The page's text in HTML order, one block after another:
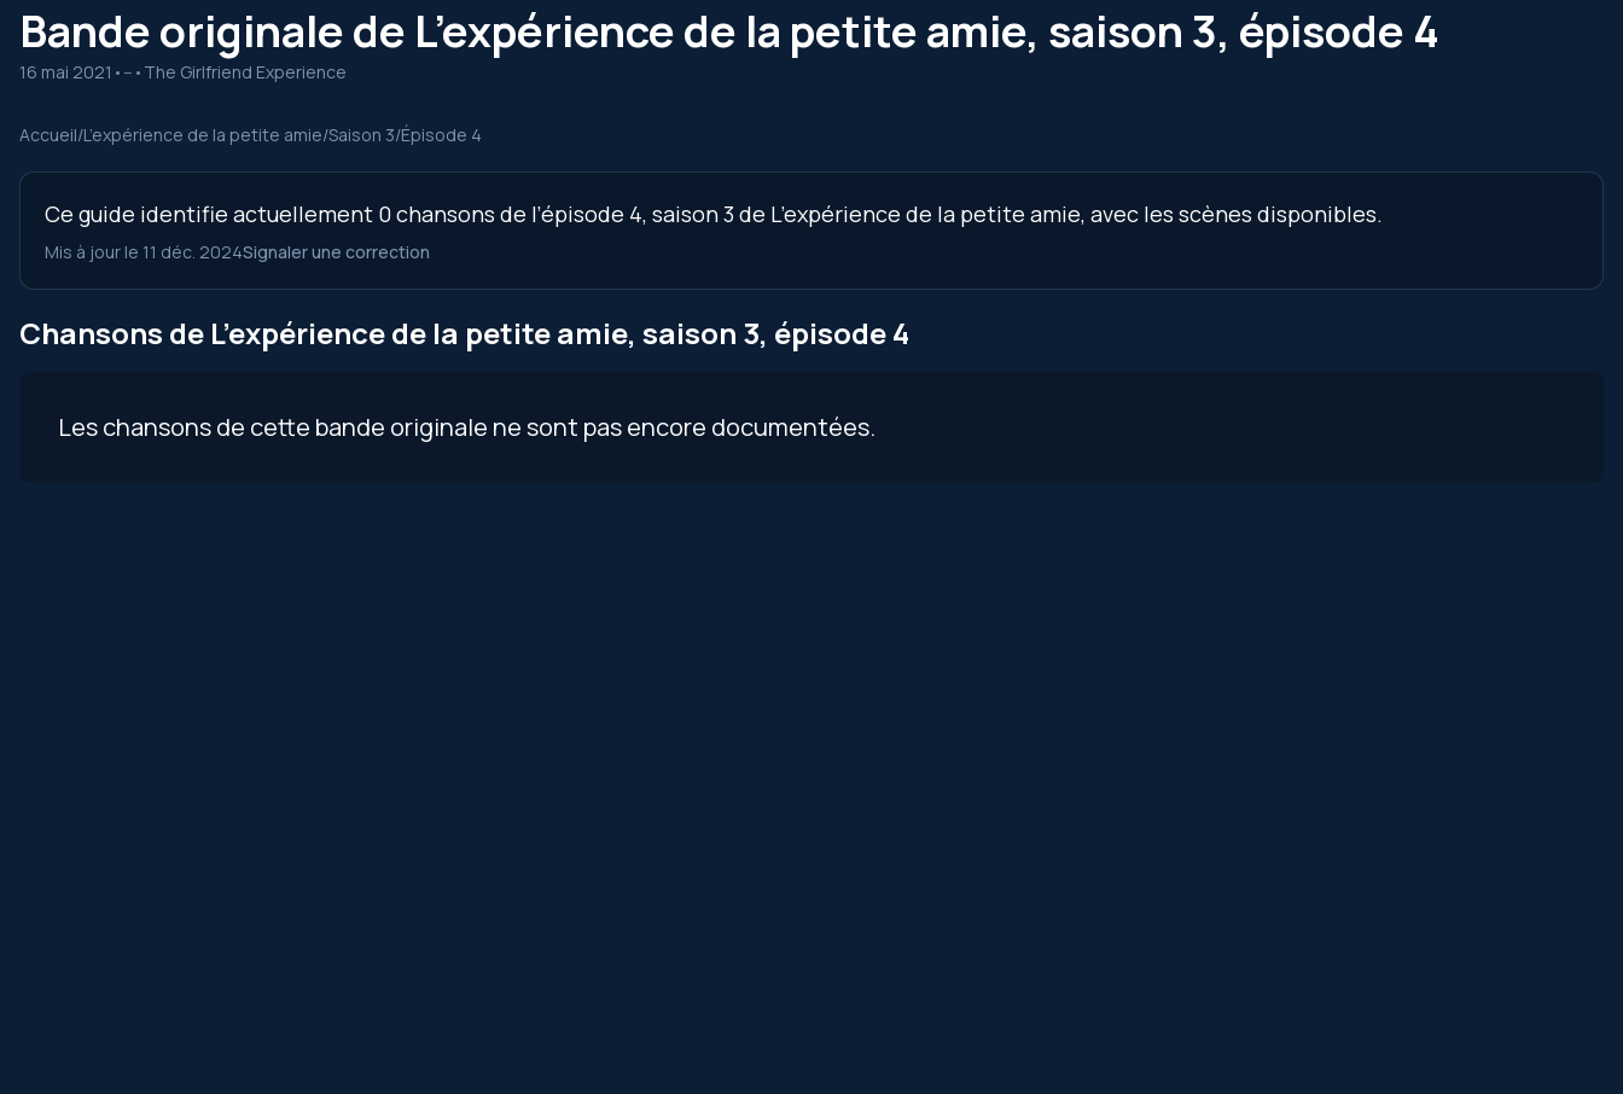
Bande originale de L’expérience de la petite amie, saison 3, épisode 4
16 mai 2021 • -- • The Girlfriend Experience
Accueil/L’expérience de la petite amie/Saison 3/Épisode 4
Ce guide identifie actuellement 0 chansons de l’épisode 4, saison 3 de L’expérience de la petite amie, avec les scènes disponibles.
Mis à jour le 11 déc. 2024Signaler une correction
Chansons de L’expérience de la petite amie, saison 3, épisode 4
Les chansons de cette bande originale ne sont pas encore documentées.